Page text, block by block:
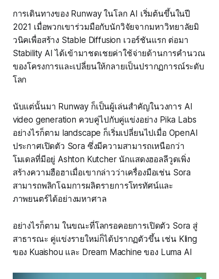
การเดินทางของ Runway ในโลก AI เริ่มต้นขึ้นในปี
2021 เมื่อพวกเขาร่วมมือกับนักวิจัยจากมหาวิทยาลัยมิ
วนิคเพื่อสร้าง Stable Diffusion เวอร์ชันแรก ต่อมา
Stability AI ได้เข้ามาชดเชยค่าใช้จ่ายด้านการคำนวณ
ของโครงการและเปลี่ยนให้กลายเป็นปรากฏการณ์ระดับ
โลก
นับแต่นั้นมา Runway ก็เป็นผู้เล่นสำคัญในวงการ AI
video generation ควบคู่ไปกับคู่แข่งอย่าง Pika Labs
อย่างไรก็ตาม landscape ก็เริ่มเปลี่ยนไปเมื่อ OpenAI
ประกาศเปิดตัว Sora ซึ่งมีความสามารถเหนือกว่า
โมเดลที่มีอยู่ Ashton Kutcher นักแสดงฮอลลีวูดเพิ่ง
สร้างความฮือฮาเมื่อเขากล่าวว่าเครื่องมือเช่น Sora
สามารถพลิกโฉมการผลิตรายการโทรทัศน์และ
ภาพยนตร์ได้อย่างมหาศาล
อย่างไรก็ตาม ในขณะที่โลกรอคอยการเปิดตัว Sora สู่
สาธารณะ คู่แข่งรายใหม่ก็ได้ปรากฏตัวขึ้น เช่น Kling
ของ Kuaishou และ Dream Machine ของ Luma AI